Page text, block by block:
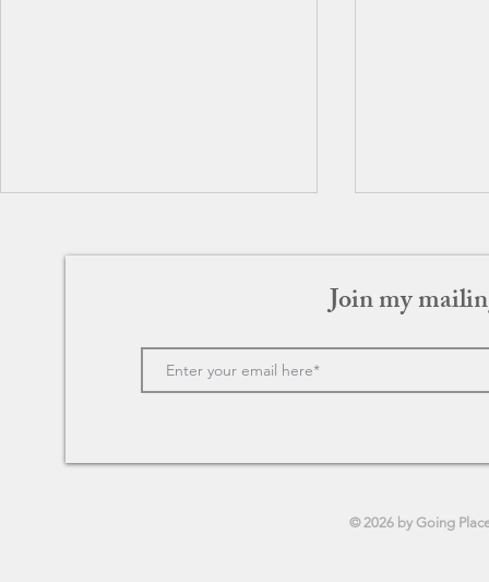
GOGO(ゴゴ) 94歳の小学生
Join my
© 2026 by Going